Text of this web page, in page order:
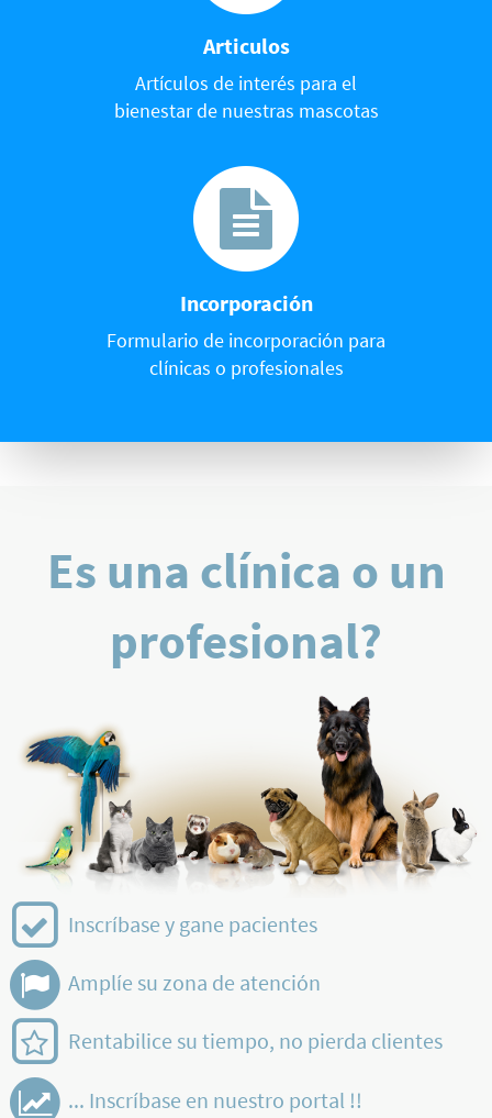
Articulos
Artículos de interés para el
bienestar de nuestras mascotas
Incorporación
Formulario de incorporación para
clínicas o profesionales
Es una clínica o un
profesional?
Inscríbase y gane pacientes
Amplíe su zona de atención
Rentabilice su tiempo, no pierda clientes
... Inscríbase en nuestro portal !!